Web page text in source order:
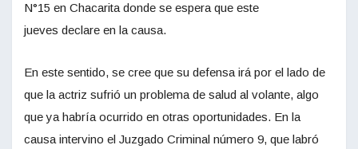
N°15 en Chacarita donde se espera que este
jueves declare en la causa.
En este sentido, se cree que su defensa irá por el lado de
que la actriz sufrió un problema de salud al volante, algo
que ya habría ocurrido en otras oportunidades. En la
causa intervino el Juzgado Criminal número 9, que labró